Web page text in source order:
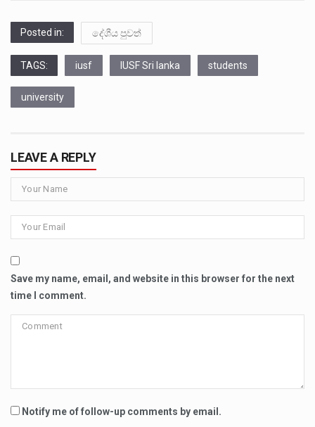
Posted in: දේශීය පුවත්
TAGS: iusf IUSF Sri lanka students
university
LEAVE A REPLY
Save my name, email, and website in this browser for the next
time I comment.
Notify me of follow-up comments by email.